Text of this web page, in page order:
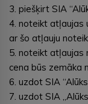
3. piešķirt SIA
4. noteikt atļaujas
ar šo atļauju
5. noteikt atļaujas
cena būs zemāka
6. uzdot SIA
7. uzdot SIA